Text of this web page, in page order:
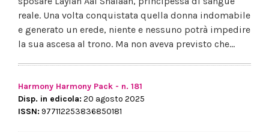
reale. Una volta conquistata quella donna indomabile
e generato un erede, niente e nessuno potrà impedire
la sua ascesa al trono. Ma non aveva previsto che...
Harmony Harmony Pack - n. 181
Disp. in edicola: 20 agosto 2025
ISSN: 977112253836850181